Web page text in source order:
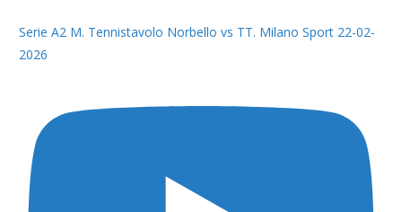
Serie A2 M. Tennistavolo Norbello vs TT. Milano Sport 22-02-
2026